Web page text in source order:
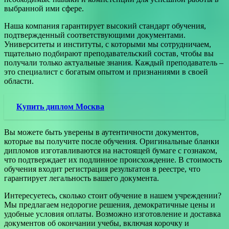
выбранной ими сфере.
Наша компания гарантирует высокий стандарт обучения,
подтвержденный соответствующими документами.
Университеты и институты, с которыми мы сотрудничаем,
тщательно подбирают преподавательский состав, чтобы вы
получали только актуальные знания. Каждый преподаватель –
это специалист с богатым опытом и признаниями в своей
области.
Купить диплом Москва
Вы можете быть уверены в аутентичности документов,
которые вы получите после обучения. Оригинальные бланки
дипломов изготавливаются на настоящей бумаге с гознаком,
что подтверждает их подлинное происхождение. В стоимость
обучения входит регистрация результатов в реестре, что
гарантирует легальность вашего документа.
Интересуетесь, сколько стоит обучение в нашем учреждении?
Мы предлагаем недорогие решения, демократичные цены и
удобные условия оплаты. Возможно изготовление и доставка
документов об окончании учебы, включая корочку и